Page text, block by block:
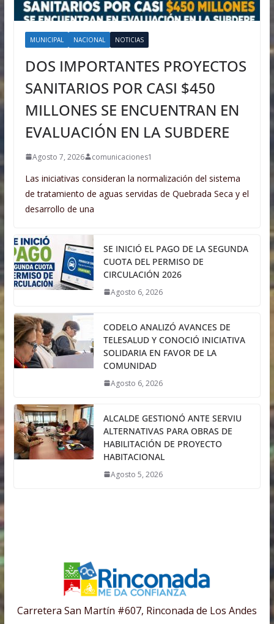
MUNICIPAL NACIONAL NOTICIAS
DOS IMPORTANTES PROYECTOS
SANITARIOS POR CASI $450
MILLONES SE ENCUENTRAN EN
EVALUACIÓN EN LA SUBDERE
Agosto 7, 2026 comunicaciones1
Las iniciativas consideran la normalización del sistema
de tratamiento de aguas servidas de Quebrada Seca y el
desarrollo de una
SE INICIÓ EL PAGO DE LA SEGUNDA
CUOTA DEL PERMISO DE
CIRCULACIÓN 2026
Agosto 6, 2026
CODELO ANALIZÓ AVANCES DE
TELESALUD Y CONOCIÓ INICIATIVA
SOLIDARIA EN FAVOR DE LA
COMUNIDAD
Agosto 6, 2026
ALCALDE GESTIONÓ ANTE SERVIU
ALTERNATIVAS PARA OBRAS DE
HABILITACIÓN DE PROYECTO
HABITACIONAL
Agosto 5, 2026
Carretera San Martín #607, Rinconada de Los Andes